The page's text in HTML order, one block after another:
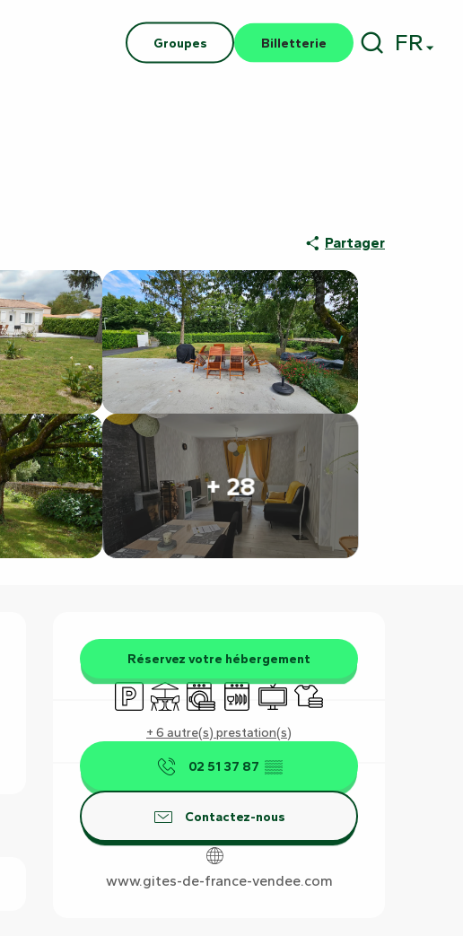
Groupes Billetterie FR
Partager
+ 28
Ouverture et coordonnées
Réservez votre hébergement
ParkingTerrasseLave lingeLave vaisselle
TélévisionDraps et linge
+ 6 autre(s) prestation(s)
02 51 37 87 ▒▒
Contactez-nous
www.gites-de-france-vendee.com